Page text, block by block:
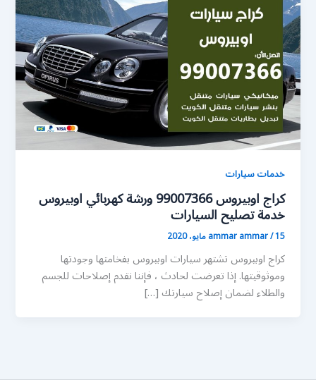
خدمات سيارات
كراج اوبيروس 99007366 ورشة كهربائي اوبيروس
خدمة تصليح السيارات
ammar ammar/15 مايو، 2020
كراج اوبيروس تشتهر سيارات اوبيروس بفخامتها وجودتها
وموثوقيتها. إذا تعرضت لحادث ، فإننا نقدم إصلاحات للجسم
والطلاء لضمان إصلاح سيارتك […]